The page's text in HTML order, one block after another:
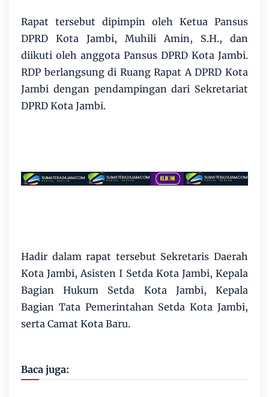
Rapat tersebut dipimpin oleh Ketua Pansus
DPRD Kota Jambi, Muhili Amin, S.H., dan
diikuti oleh anggota Pansus DPRD Kota Jambi.
RDP berlangsung di Ruang Rapat A DPRD Kota
Jambi dengan pendampingan dari Sekretariat
DPRD Kota Jambi.
Hadir dalam rapat tersebut Sekretaris Daerah
Kota Jambi, Asisten I Setda Kota Jambi, Kepala
Bagian Hukum Setda Kota Jambi, Kepala
Bagian Tata Pemerintahan Setda Kota Jambi,
serta Camat Kota Baru.
Baca juga: